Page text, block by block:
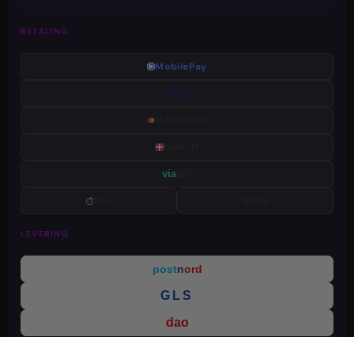
BETALING
MobilePay
VISA
via
LEVERING
postnord
GLS
dao